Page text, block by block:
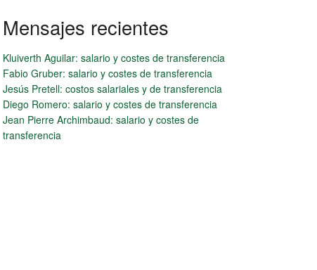
Mensajes recientes
Kluiverth Aguilar: salario y costes de transferencia
Fabio Gruber: salario y costes de transferencia
Jesús Pretell: costos salariales y de transferencia
Diego Romero: salario y costes de transferencia
Jean Pierre Archimbaud: salario y costes de
transferencia